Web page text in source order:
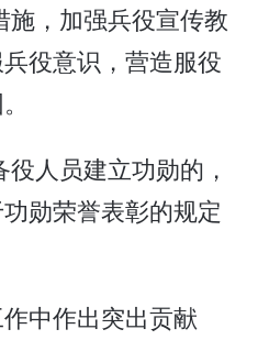
，加强兵役宣传教
役意识，营造服役
人员建立功勋的，
勋荣誉表彰的规定
中作出突出贡献